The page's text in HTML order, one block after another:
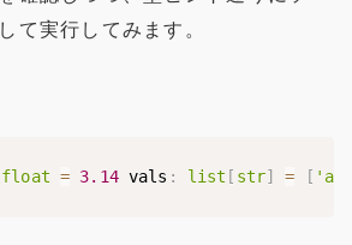
て実行してみます。
float = 3.14 vals : list [ str] = [ 'a'